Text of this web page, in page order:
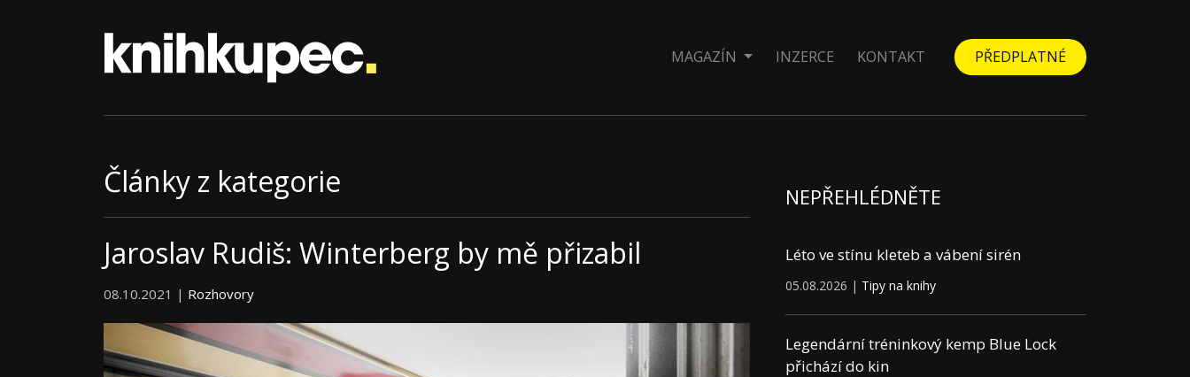
MAGAZÍN INZERCE KONTAKT PŘEDPLATNÉ
Články z kategorie
Jaroslav Rudiš: Winterberg by mě přizabil
08.10.2021 | Rozhovory
NEPŘEHLÉDNĚTE
Léto ve stínu kleteb a vábení sirén
05.08.2026 | Tipy na knihy
Legendární tréninkový kemp Blue Lock
přichází do kin